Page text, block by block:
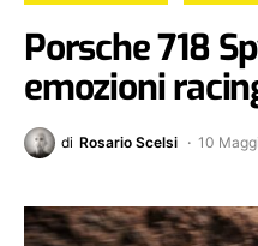
Porsche 718
emozioni
di Rosario Scelsi 10